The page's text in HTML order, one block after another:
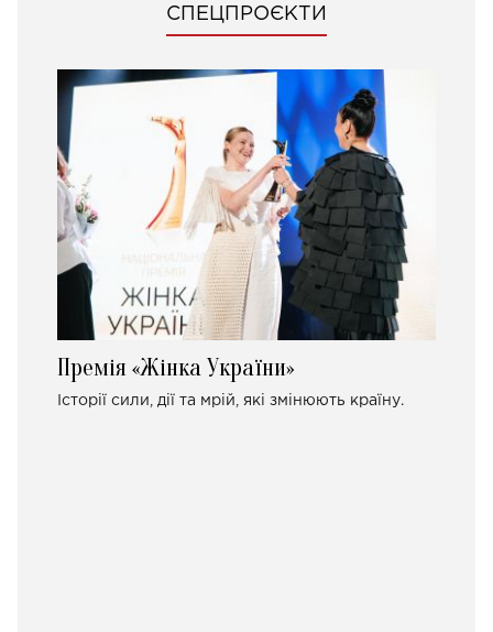
СПЕЦПРОЄКТИ
Премія «Жінка України»
Історії сили, дії та мрій, які змінюють країну.